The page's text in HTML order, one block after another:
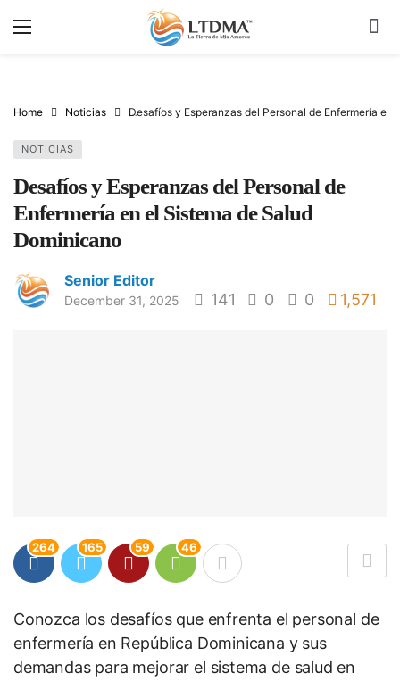
Home Noticias Desafíos y Esperanzas del Personal de Enfermería en
NOTICIAS
Desafíos y Esperanzas del Personal de
Enfermería en el Sistema de Salud
Dominicano
Senior Editor
December 31, 2025 141 0 0 1,571
264 165 59 46
Conozca los desafíos que enfrenta el personal de
enfermería en República Dominicana y sus
demandas para mejorar el sistema de salud en